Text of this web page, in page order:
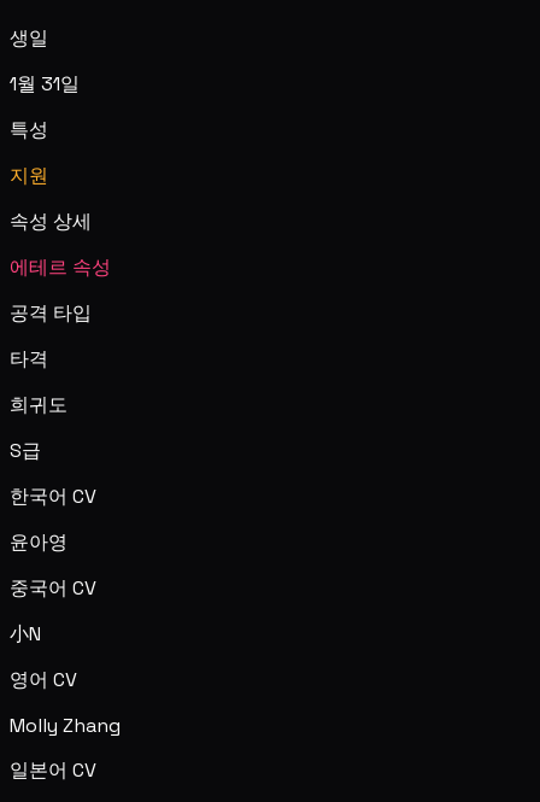
생일
1월 31일
특성
지원
속성 상세
에테르 속성
공격 타입
타격
희귀도
S급
한국어 CV
윤아영
중국어 CV
小N
영어 CV
Molly Zhang
일본어 CV